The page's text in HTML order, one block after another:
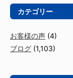
カテゴリー
お客様の声 (4)
ブログ (1,103)